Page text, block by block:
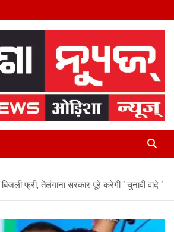
फ्री, तेलंगाना सरकार पूरे करेगी ‘ चुनावी वादे ‘